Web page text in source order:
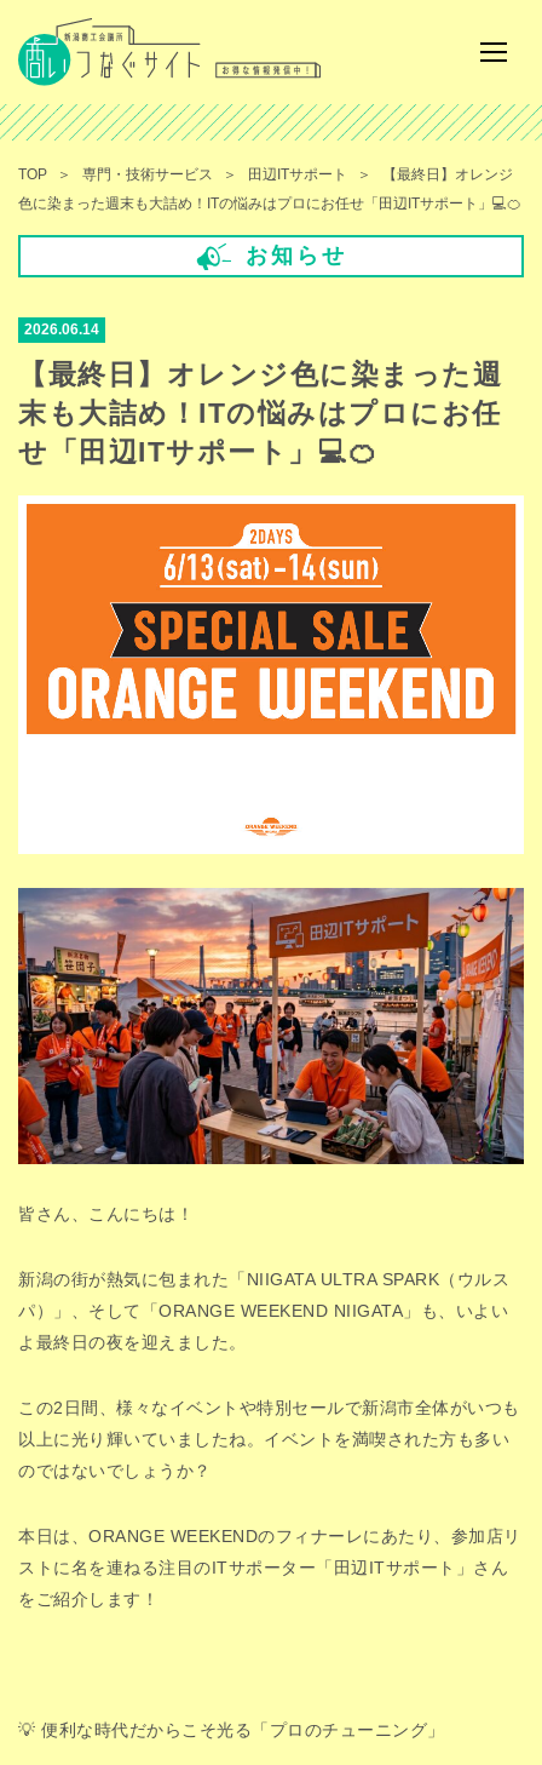
TOP 専門・技術サービス 田辺ITサポート
【最終日】オレンジ
色に染まった週末も大詰め！ITの悩みはプロにお任せ「田辺ITサポート」💻🍊
お知らせ
2026.06.14
【最終日】オレンジ色に染まった週
末も大詰め！ITの悩みはプロにお任
せ「田辺ITサポート」💻🍊
皆さん、こんにちは！
新潟の街が熱気に包まれた「NIIGATA ULTRA SPARK（ウルス
パ）」、そして「ORANGE WEEKEND NIIGATA」も、いよい
よ最終日の夜を迎えました。
この2日間、様々なイベントや特別セールで新潟市全体がいつも
以上に光り輝いていましたね。イベントを満喫された方も多い
のではないでしょうか？
本日は、ORANGE WEEKENDのフィナーレにあたり、参加店リ
ストに名を連ねる注目のITサポーター「田辺ITサポート」さん
をご紹介します！
💡 便利な時代だからこそ光る「プロのチューニング」